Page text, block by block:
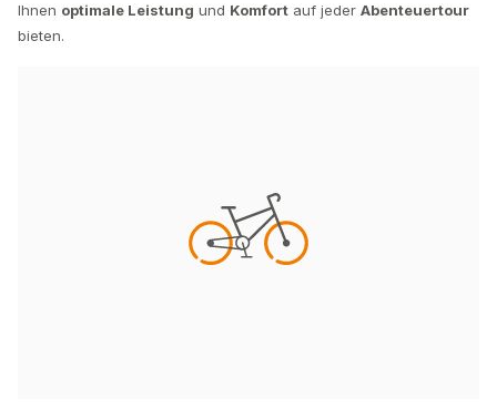
Ihnen optimale Leistung und Komfort auf jeder Abenteuertour
bieten.